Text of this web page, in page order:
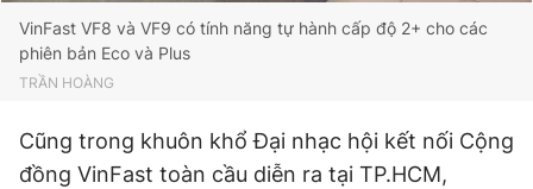
VinFast VF8 và VF9 có tính năng tự hành cấp độ 2+ cho các
phiên bản Eco và Plus
TRẦN HOÀNG
Cũng trong khuôn khổ Đại nhạc hội kết nối Cộng
đồng VinFast toàn cầu diễn ra tại TP.HCM,